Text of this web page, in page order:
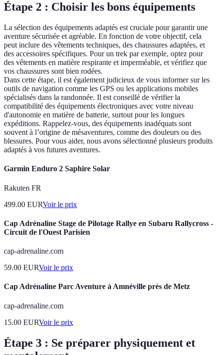
Étape 2 : Choisir les bons équipements
La sélection des équipements adaptés est cruciale pour garantir une
aventure sécurisée et agréable. En fonction de votre objectif, cela
peut inclure des vêtements techniques, des chaussures adaptées, et
des accessoires spécifiques. Pour un trek par exemple, optez pour
des vêtements en matière respirante et imperméable, et vérifiez que
vos chaussures sont bien rodées.
Dans cette étape, il est également judicieux de vous informer sur les
outils de navigation comme les GPS ou les applications mobiles
spécialisés dans la randonnée. Il est conseillé de vérifier la
compatibilité des équipements électroniques avec votre niveau
d'autonomie en matière de batterie, surtout pour les longues
expéditions. Rappelez-vous, des équipements inadéquats sont
souvent à l’origine de mésaventures, comme des douleurs ou des
blessures. Pour vous aider, nous avons sélectionné plusieurs produits
adaptés à vos futures aventures.
Garmin Enduro 2 Saphire Solar
Rakuten FR
499.00 EURVoir le prix
Cap Adrénaline Stage de Pilotage Rallye en Subaru Rallycross -
Circuit de l'Ouest Parisien
cap-adrenaline.com
59.00 EURVoir le prix
Cap Adrénaline Parc Aventure à Amnéville près de Metz
cap-adrenaline.com
15.00 EURVoir le prix
Étape 3 : Se préparer physiquement et